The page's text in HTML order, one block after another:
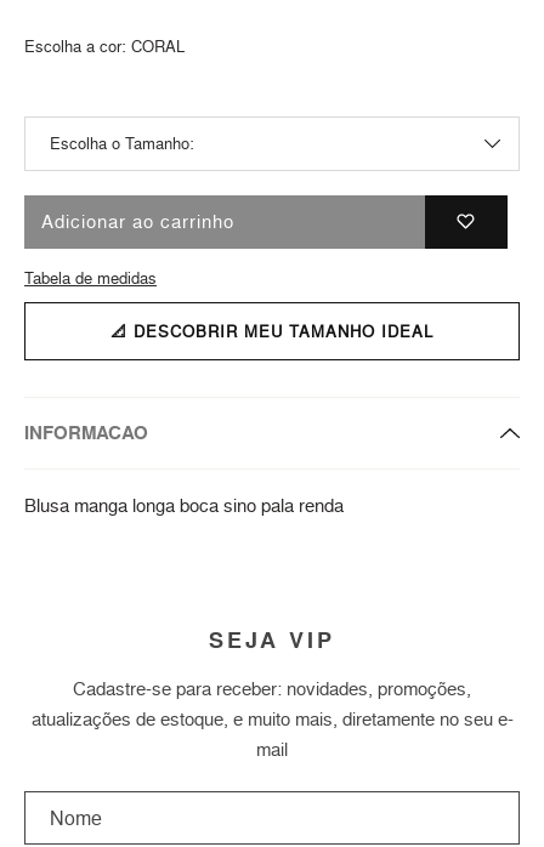
Escolha a cor: CORAL
Adicionar ao carrinho
Tabela de medidas
📐 DESCOBRIR MEU TAMANHO IDEAL
INFORMACAO
Blusa manga longa boca sino pala renda
SEJA VIP
Cadastre-se para receber: novidades, promoções,
atualizações de estoque, e muito mais, diretamente no seu e-
mail